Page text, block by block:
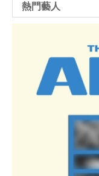
熱門藝人